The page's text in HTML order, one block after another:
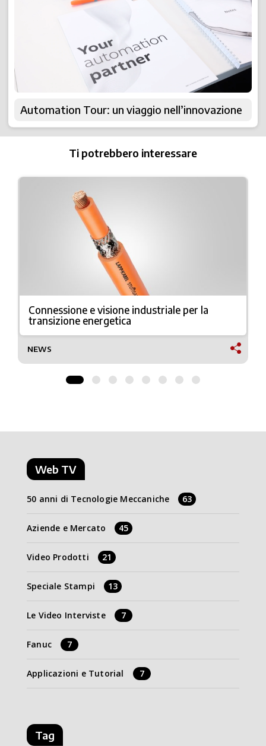
Automation Tour: un viaggio nell’innovazione
Ti potrebbero interessare
Connessione e visione industriale per la
transizione energetica
NEWS
Web TV
50 anni di Tecnologie Meccaniche 63
Aziende e Mercato 45
Video Prodotti 21
Speciale Stampi 13
Le Video Interviste 7
Fanuc 7
Applicazioni e Tutorial 7
Tag